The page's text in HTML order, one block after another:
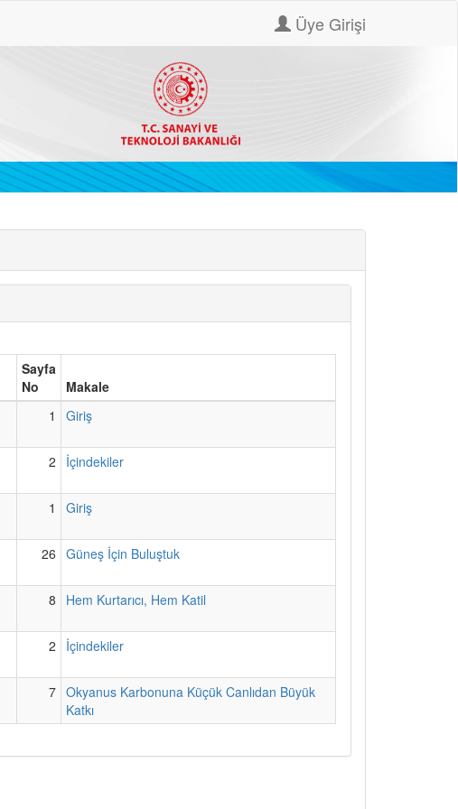
Üye Girişi
Sayfa
No
Makale
1 Giriş
2 İçindekiler
1 Giriş
26 Güneş İçin Buluştuk
8 Hem Kurtarıcı, Hem Katil
2 İçindekiler
7 Okyanus Karbonuna Küçük Canlıdan Büyük
Katkı